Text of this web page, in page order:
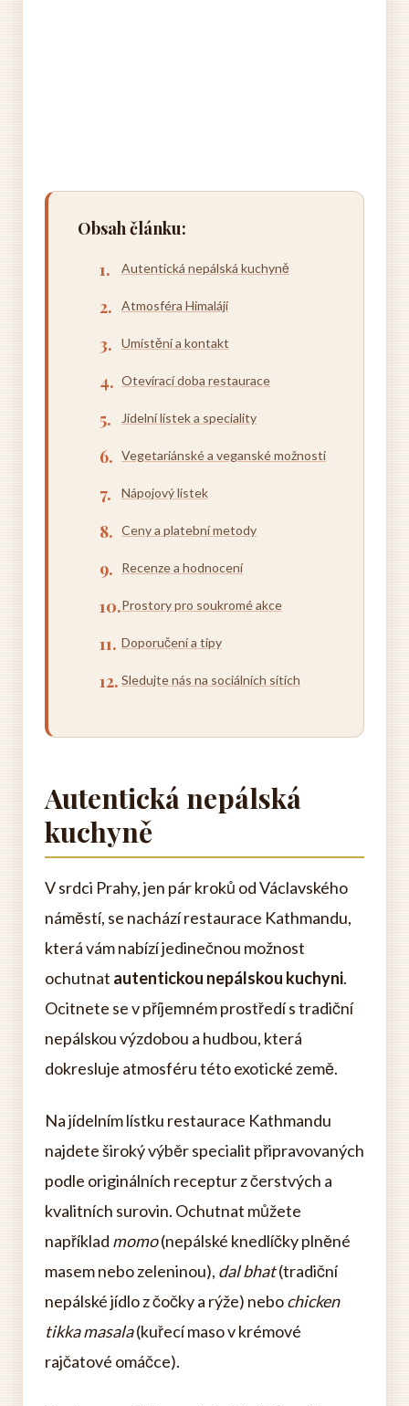
Obsah článku:
Autentická nepálská kuchyně
Atmosféra Himalájí
Umístění a kontakt
Otevírací doba restaurace
Jídelní lístek a speciality
Vegetariánské a veganské možnosti
Nápojový lístek
Ceny a platební metody
Recenze a hodnocení
Prostory pro soukromé akce
Doporučení a tipy
Sledujte nás na sociálních sítích
Autentická nepálská
kuchyně
V srdci Prahy, jen pár kroků od Václavského
náměstí, se nachází restaurace Kathmandu,
která vám nabízí jedinečnou možnost
ochutnat autentickou nepálskou kuchyni.
Ocitnete se v příjemném prostředí s tradiční
nepálskou výzdobou a hudbou, která
dokresluje atmosféru této exotické země.
Na jídelním lístku restaurace Kathmandu
najdete široký výběr specialit připravovaných
podle originálních receptur z čerstvých a
kvalitních surovin. Ochutnat můžete
například momo(nepálské knedlíčky plněné
masem nebo zeleninou), dal bhat(tradiční
nepálské jídlo z čočky a rýže) nebochicken
tikka masala(kuřecí maso v krémové
rajčatové omáčce).